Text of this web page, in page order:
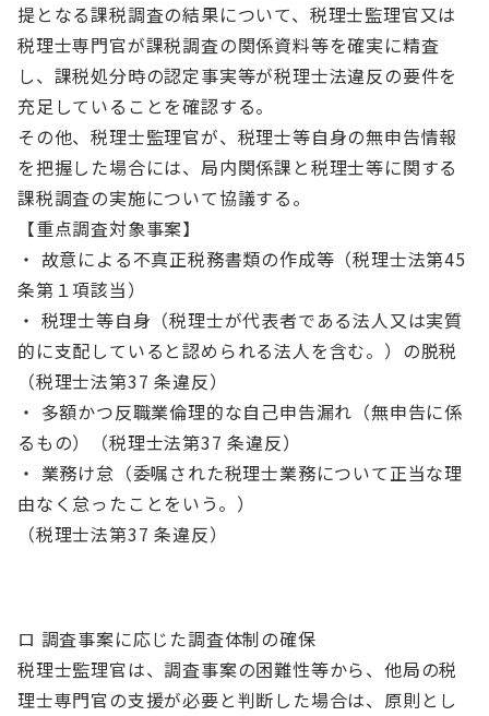
提となる課税調査の結果について、税理士監理官又は
税理士専門官が課税調査の関係資料等を確実に精査
し、課税処分時の認定事実等が税理士法違反の要件を
充足していることを確認する。
その他、税理士監理官が、税理士等自身の無申告情報
を把握した場合には、局内関係課と税理士等に関する
課税調査の実施について協議する。
【重点調査対象事案】
・ 故意による不真正税務書類の作成等（税理士法第45
条第１項該当）
・ 税理士等自身（税理士が代表者である法人又は実質
的に支配していると認められる法人を含む。）の脱税
（税理士法第37 条違反）
・ 多額かつ反職業倫理的な自己申告漏れ（無申告に係
るもの）（税理士法第37 条違反）
・ 業務け怠（委嘱された税理士業務について正当な理
由なく怠ったことをいう。）
（税理士法第37 条違反）
ロ 調査事案に応じた調査体制の確保
税理士監理官は、調査事案の困難性等から、他局の税
理士専門官の支援が必要と判断した場合は、原則とし